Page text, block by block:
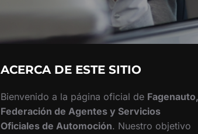
ACERCA DE ESTE SITIO
Bienvenido a la página oficial de Fagenauto,
Federación de Agentes y Servicios
Oficiales de Automoción. Nuestro objetivo